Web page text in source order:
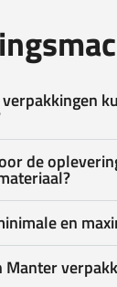
de
en
Manter